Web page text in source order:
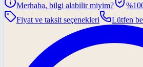
Merhaba, bilgi alabilir miyim?
Fiyat ve taksit seçenekleri
Lütfen